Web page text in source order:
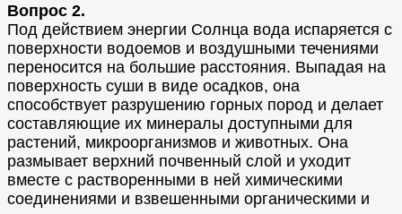
Вопрос 2.
Под действием энергии Солнца вода испаряется с
поверхности водоемов и воздушными течениями
переносится на большие расстояния. Выпадая на
поверхность суши в виде осадков, она
способствует разрушению горных пород и делает
составляющие их минералы доступными для
растений, микроорганизмов и животных. Она
размывает верхний почвенный слой и уходит
вместе с растворенными в ней химическими
соединениями и взвешенными органическими и